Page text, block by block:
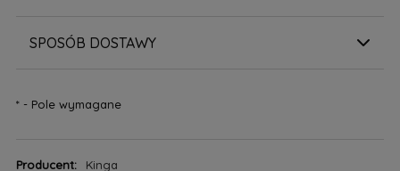
SPOSÓB DOSTAWY
*- Pole wymagane
Producent: Kinga